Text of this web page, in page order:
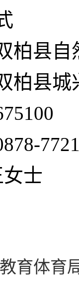
柏县自
柏县城
士
育体育